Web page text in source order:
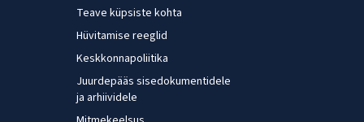
Teave küpsiste kohta
Hüvitamise reeglid
Keskkonnapoliitika
Juurdepääs sisedokumentidele
ja arhiividele